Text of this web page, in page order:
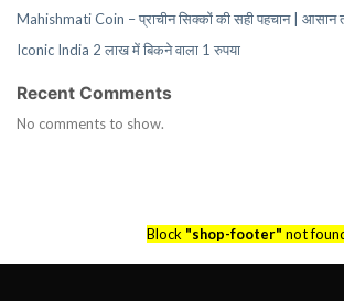
Mahishmati Coin – प्राचीन सिक्कों की सही पहचान |
Iconic India 2 लाख में बिकने वाला 1 रुपया
Recent Comments
No comments to show.
Block "shop-footer" not